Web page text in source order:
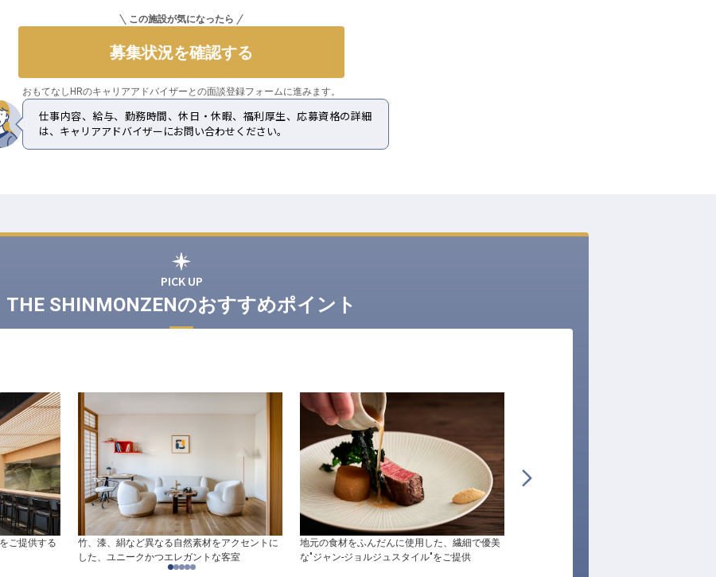
この施設が気になったら
募集状況を確認する
おもてなしHRのキャリアアドバイザーとの面談登録フォームに進みます。
仕事内容、給与、勤務時間、休日・休暇、福利厚生、応募資格の詳細
は、キャリアアドバイザーにお問い合わせください。
PICK UP
THE SHINMONZENのおすすめポイント
ご提供する
竹、漆、絹など異なる自然素材をアクセントに
した、ユニークかつエレガントな客室
地元の食材をふんだんに使用した、繊細で優美
な"ジャン-ジョルジュスタイル"をご提供